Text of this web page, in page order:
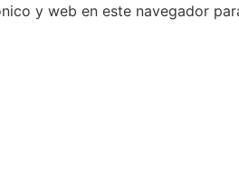
y web en este navegador